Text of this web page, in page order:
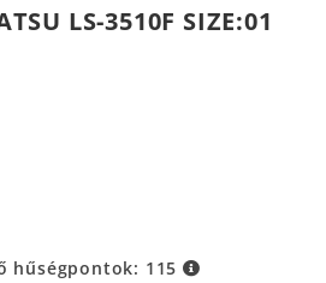
LS-3510F SIZE:01
hűségpontok: 115